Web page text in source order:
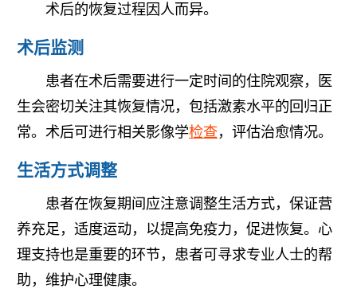
术后的恢复过程因人而异。
术后监测
患者在术后需要进行一定时间的住院观察，医
生会密切关注其恢复情况，包括激素水平的回归正
常。术后可进行相关影像学检查，评估治愈情况。
生活方式调整
患者在恢复期间应注意调整生活方式，保证营
养充足，适度运动，以提高免疫力，促进恢复。心
理支持也是重要的环节，患者可寻求专业人士的帮
助，维护心理健康。